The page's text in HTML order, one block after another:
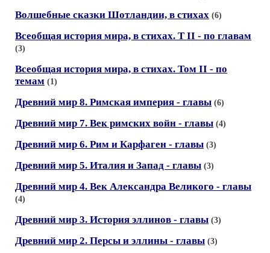
Волшебные сказки Шотландии, в стихах (6)
Всеобщая история мира, в стихах. Т II - по главам
(3)
Всеобщая история мира, в стихах. Том II - по
темам (1)
Древний мир 8. Римская империя - главы (6)
Древний мир 7. Век римских войн - главы (4)
Древний мир 6. Рим и Карфаген - главы (3)
Древний мир 5. Италия и Запад - главы (3)
Древний мир 4. Век Александра Великого - главы
(4)
Древний мир 3. История эллинов - главы (3)
Древний мир 2. Персы и эллины - главы (3)